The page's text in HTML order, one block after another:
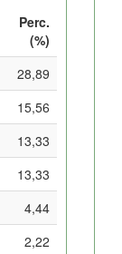
Perc.
(%)
28,89
15,56
13,33
13,33
4,44
2,22